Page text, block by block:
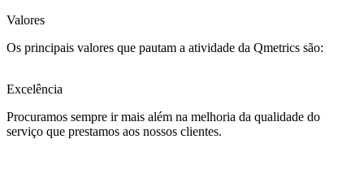
Valores
Os principais valores que pautam a atividade da Qmetrics são:
Excelência
Procuramos sempre ir mais além na melhoria da qualidade do
serviço que prestamos aos nossos clientes.